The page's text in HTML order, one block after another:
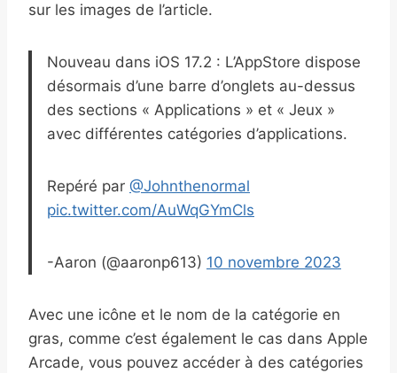
sur les images de l’article.
Nouveau dans iOS 17.2 : L’AppStore dispose
désormais d’une barre d’onglets au-dessus
des sections « Applications » et « Jeux »
avec différentes catégories d’applications.
Repéré par @Johnthenormal
pic.twitter.com/AuWqGYmCls
-Aaron (@aaronp613) 10 novembre 2023
Avec une icône et le nom de la catégorie en
gras, comme c’est également le cas dans Apple
Arcade, vous pouvez accéder à des catégories